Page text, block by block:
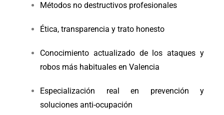
Métodos no destructivos profesionales
Ética, transparencia y trato honesto
Conocimiento actualizado de los ataques y
robos más habituales en Valencia
Especialización real en prevención y
soluciones anti-ocupación